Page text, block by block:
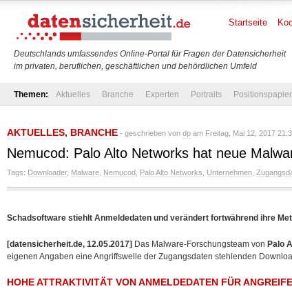
Deutschlands umfassendes Online-Portal für Fragen der Datensicherheit
im privaten, beruflichen, geschäftlichen und behördlichen Umfeld
Startseite
Themen: Aktuelles Branche Experten Portraits Positionspapier
AKTUELLES, BRANCHE - geschrieben von dp am Freitag, Mai 12, 2017
Nemucod: Palo Alto Networks hat neue
Tags: Downloader, Malware Nemucod Palo Alto Networks Unternehmen
Schadsoftware stiehlt Anmeldedaten und verändert fortwährend ihre
[datensicherheit.de, 12.05.2017] Das Malware-Forschungsteam von Palo
eigenen Angaben eine Angriffswelle der Zugangsdaten stehlenden
HOHE ATTRAKTIVITÄT VON ANMELDEDATEN FÜR